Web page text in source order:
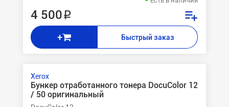
4 500 ₽
+ Быстрый заказ
Xerox
Бункер отработанного тонера DocuColor 12
/ 50 оригинальный